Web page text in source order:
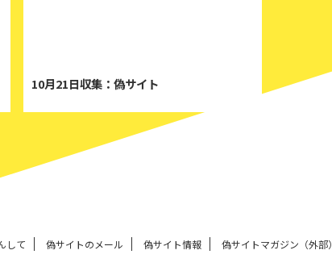
10月21日収集：偽サイト
して 偽サイトのメール 偽サイト情報 偽サイトマガジン（外部）